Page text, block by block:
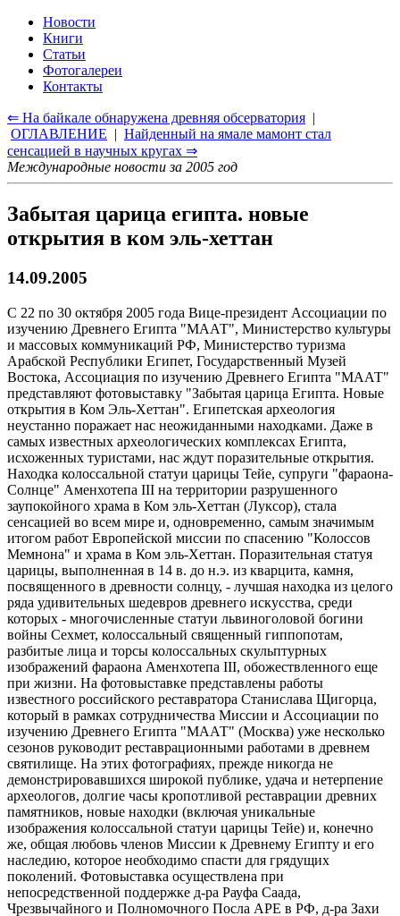
Новости
Книги
Статьи
Фотогалереи
Контакты
⇐ На байкале обнаружена древняя обсерватория |
ОГЛАВЛЕНИЕ | Найденный на ямале мамонт стал
сенсацией в научных кругах ⇒
Международные новости за 2005 год
Забытая царица египта. новые
открытия в ком эль-хеттан
14.09.2005
С 22 по 30 октября 2005 года Вице-президент Ассоциации по
изучению Древнего Египта "МААТ", Министерство культуры
и массовых коммуникаций РФ, Министерство туризма
Арабской Республики Египет, Государственный Музей
Востока, Ассоциация по изучению Древнего Египта "МААТ"
представляют фотовыставку "Забытая царица Египта. Новые
открытия в Ком Эль-Хеттан". Египетская археология
неустанно поражает нас неожиданными находками. Даже в
самых известных археологических комплексах Египта,
исхоженных туристами, нас ждут поразительные открытия.
Находка колоссальной статуи царицы Тейе, супруги "фараона-
Солнце" Аменхотепа III на территории разрушенного
заупокойного храма в Ком эль-Хеттан (Луксор), стала
сенсацией во всем мире и, одновременно, самым значимым
итогом работ Европейской миссии по спасению "Колоссов
Мемнона" и храма в Ком эль-Хеттан. Поразительная статуя
царицы, выполненная в 14 в. до н.э. из кварцита, камня,
посвященного в древности солнцу, - лучшая находка из целого
ряда удивительных шедевров древнего искусства, среди
которых - многочисленные статуи львиноголовой богини
войны Сехмет, колоссальный священный гиппопотам,
разбитые лица и торсы колоссальных скульптурных
изображений фараона Аменхотепа III, обожествленного еще
при жизни. На фотовыставке представлены работы
известного российского реставратора Станислава Щигорца,
который в рамках сотрудничества Миссии и Ассоциации по
изучению Древнего Египта "МААТ" (Москва) уже несколько
сезонов руководит реставрационными работами в древнем
святилище. На этих фотографиях, прежде никогда не
демонстрировавшихся широкой публике, удача и нетерпение
археологов, долгие часы кропотливой реставрации древних
памятников, новые находки (включая уникальные
изображения колоссальной статуи царицы Тейе) и, конечно
же, общая любовь членов Миссии к Древнему Египту и его
наследию, которое необходимо спасти для грядущих
поколений. Фотовыставка осуществлена при
непосредственной поддержке д-ра Рауфа Саада,
Чрезвычайного и Полномочного Посла АРЕ в РФ, д-ра Захи